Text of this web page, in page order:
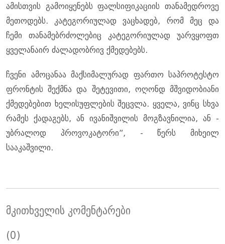
ამისთვის გამოიყენებს ფალსიფიკაციის თანამედროვე
მეთოდებს. კატეგორიულად ვაცხადებ, რომ მეც და
ჩემი თანამებრძოლებიც კატეგორიულად უარვყოფთ
ყველანაირ ძალადობრივ ქმედებებს.
ჩვენი ამოცანაა მაქსიმალურად ფართო საპროტესტო
ფრონტის შექმნა და შეტევითი, ოღონდ მშვიდობიანი
ქმედებებით ხელისუფლების შეცვლა. ყველა, ვინც სხვა
რამეს ქადაგებს, ან ივანიშვილის მოგზავნილია, ან -
უბრალოდ პროვოკატორი”, - წერს მიხეილ
სააკაშვილი.
მკითხველის კომენტარები
(0)